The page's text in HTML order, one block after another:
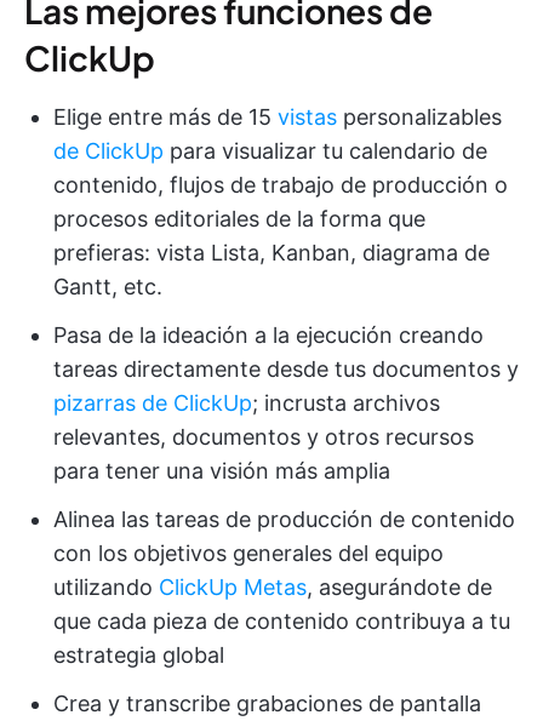
Las mejores funciones de
ClickUp
Elige entre más de 15 vistas personalizables
de ClickUp para visualizar tu calendario de
contenido, flujos de trabajo de producción o
procesos editoriales de la forma que
prefieras: vista Lista, Kanban, diagrama de
Gantt, etc.
Pasa de la ideación a la ejecución creando
tareas directamente desde tus documentos y
pizarras de ClickUp; incrusta archivos
relevantes, documentos y otros recursos
para tener una visión más amplia
Alinea las tareas de producción de contenido
con los objetivos generales del equipo
utilizando ClickUp Metas, asegurándote de
que cada pieza de contenido contribuya a tu
estrategia global
Crea y transcribe grabaciones de pantalla